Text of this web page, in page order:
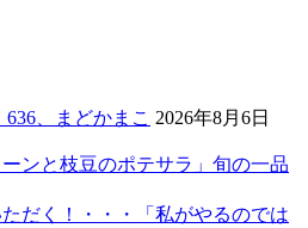
、まどかまこ 2026年8月6日
ンと枝豆のポテサラ」旬の一品
だく！・・・「私がやるのでは